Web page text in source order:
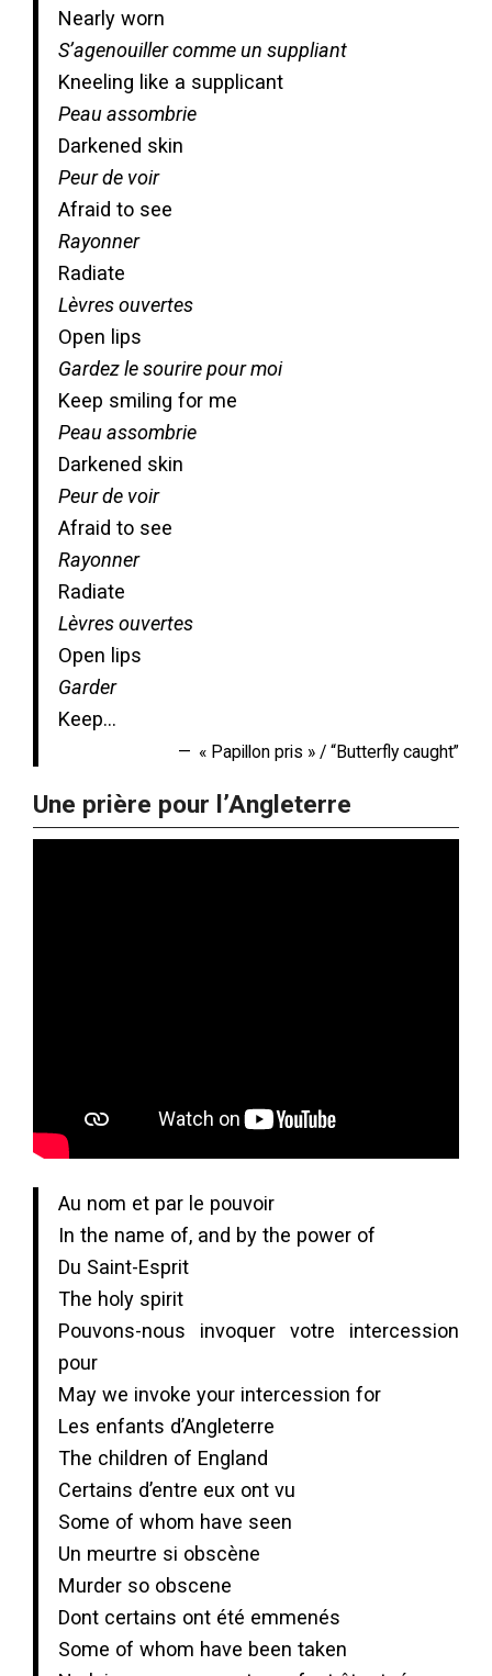
Nearly worn
S’agenouiller comme un suppliant
Kneeling like a supplicant
Peau assombrie
Darkened skin
Peur de voir
Afraid to see
Rayonner
Radiate
Lèvres ouvertes
Open lips
Gardez le sourire pour moi
Keep smiling for me
Peau assombrie
Darkened skin
Peur de voir
Afraid to see
Rayonner
Radiate
Lèvres ouvertes
Open lips
Garder
Keep…
« Papillon pris » / “Butterfly caught”
Une prière pour l’Angleterre
Au nom et par le pouvoir
In the name of, and by the power of
Du Saint-Esprit
The holy spirit
Pouvons-nous invoquer votre intercession
pour
May we invoke your intercession for
Les enfants d’Angleterre
The children of England
Certains d’entre eux ont vu
Some of whom have seen
Un meurtre si obscène
Murder so obscene
Dont certains ont été emmenés
Some of whom have been taken